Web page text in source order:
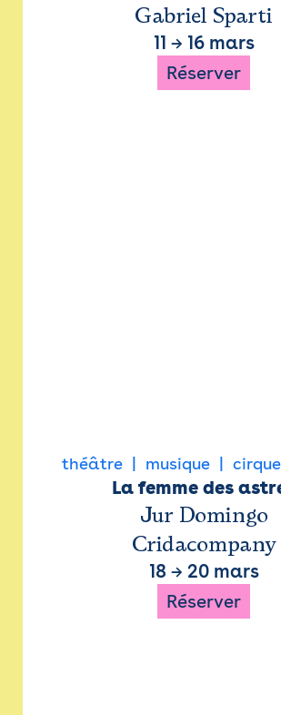
Gabriel Sparti
11 → 16 mars
Réserver
théâtre musique cirque
La femme des
Jur Domingo
Cridacompany
18 → 20 mars
Réserver